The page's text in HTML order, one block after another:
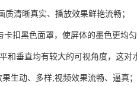
清晰真实、播放效果鲜艳流畅；
扣黑色面罩，使屏体的墨色更均
垂直均有较大的可视角度，这对
生动、多样;视频效果流畅、逼真；